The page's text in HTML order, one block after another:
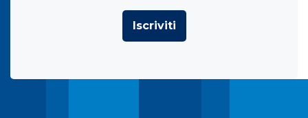
Iscriviti